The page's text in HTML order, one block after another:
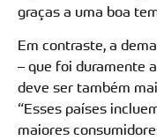
graças a uma boa
Em contraste, a
– que foi duramente
deve ser também
“Esses países
maiores